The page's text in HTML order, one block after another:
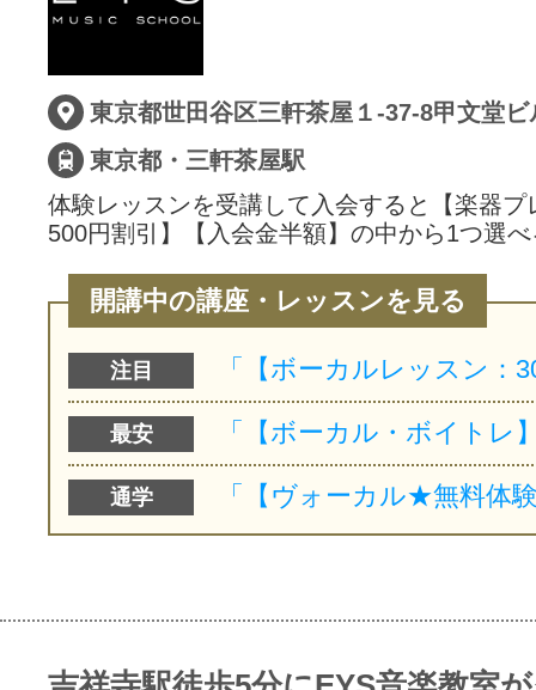
東京都世田谷区三軒茶屋１-37-8甲文堂ビ
東京都・三軒茶屋駅
体験レッスンを受講して入会すると【楽器プ
500円割引】【入会金半額】の中から1つ選
開講中の講座・レッスンを見る
注目
最安
通学